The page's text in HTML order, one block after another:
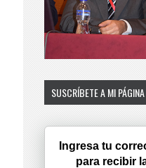
SUSCRÍBETE A MI PÁGINA
Ingresa tu
para recibir